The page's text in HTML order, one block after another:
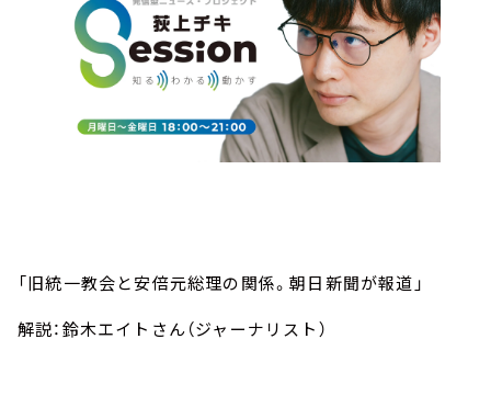
「旧統一教会と安倍元総理の関係。朝日新聞が報道」
解説：鈴木エイトさん（ジャーナリスト）